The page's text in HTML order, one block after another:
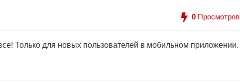
0 Просмотров
Только для новых пользователей в мобильном приложении.